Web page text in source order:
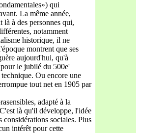
qui
La même année,
à des personnes qui,
notamment
historique, il ne
montrent que ses
aujourd'hui, qu'à
le jubilé du 500e'
Ou encore une
tout net en 1905 par
adapté à la
C'est là qu'il développe, l'idée
sociales. Plus
intérêt pour cette